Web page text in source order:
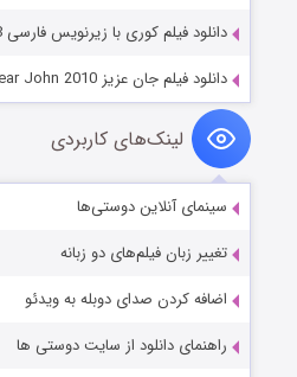
دانلود فیلم کوری با زیرنویس فارسی Blindness 2008
دانلود فیلم جان عزیز Dear John 2010
لینک‌های کاربردی
سینمای آنلاین دوستی‌ها
تغییر زبان فیلم‌های دو زبانه
اضافه کردن صدای دوبله به ویدئو
راهنمای دانلود از سایت دوستی ها